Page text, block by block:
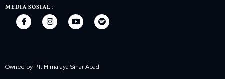
MEDIA SOSIAL :
Owned by PT. Himalaya Sinar Abadi